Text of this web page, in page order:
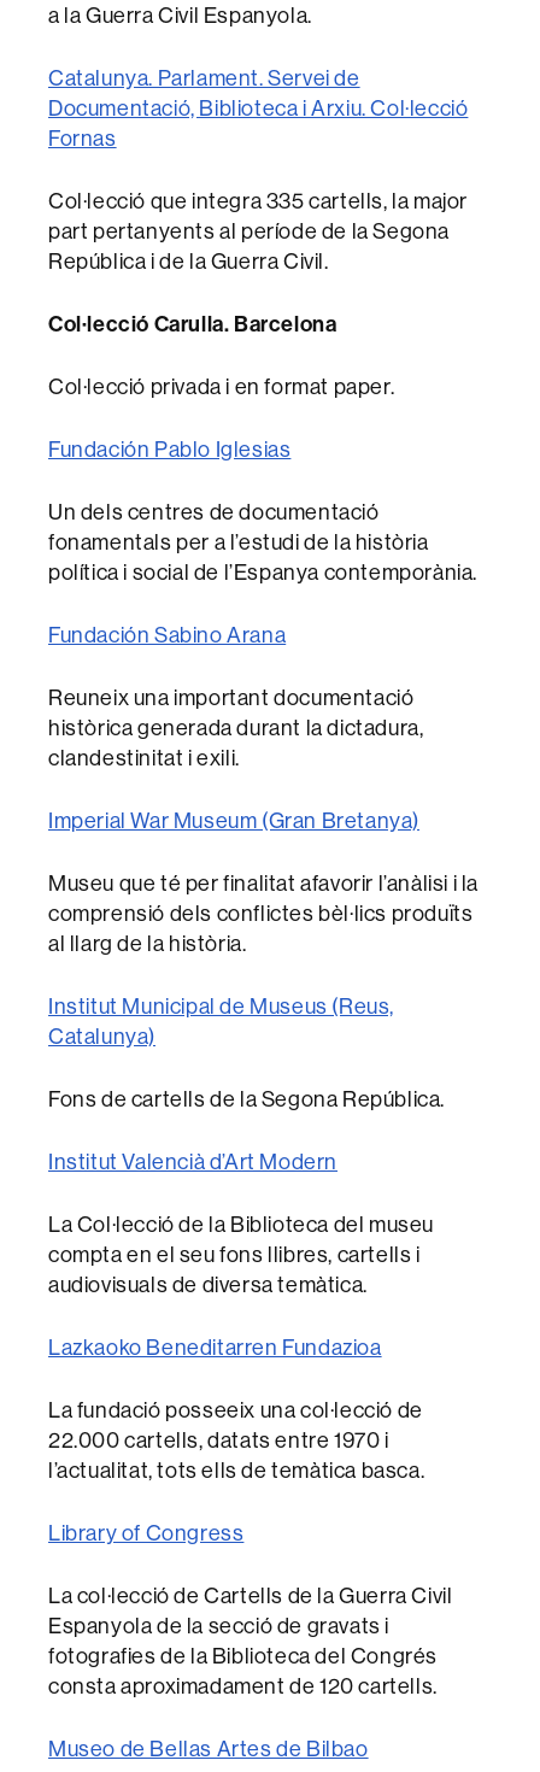
a la Guerra Civil Espanyola.
Catalunya. Parlament. Servei de
Documentació, Biblioteca i Arxiu. Col·lecció
Fornas
Col·lecció que integra 335 cartells, la major
part pertanyents al període de la Segona
República i de la Guerra Civil.
Col·lecció Carulla. Barcelona
Col·lecció privada i en format paper.
Fundación Pablo Iglesias
Un dels centres de documentació
fonamentals per a l’estudi de la història
política i social de l’Espanya contemporània.
Fundación Sabino Arana
Reuneix una important documentació
històrica generada durant la dictadura,
clandestinitat i exili.
Imperial War Museum (Gran Bretanya)
Museu que té per finalitat afavorir l’anàlisi i la
comprensió dels conflictes bèl·lics produïts
al llarg de la història.
Institut Municipal de Museus (Reus,
Catalunya)
Fons de cartells de la Segona República.
Institut Valencià d’Art Modern
La Col·lecció de la Biblioteca del museu
compta en el seu fons llibres, cartells i
audiovisuals de diversa temàtica.
Lazkaoko Beneditarren Fundazioa
La fundació posseeix una col·lecció de
22.000 cartells, datats entre 1970 i
l’actualitat, tots ells de temàtica basca.
Library of Congress
La col·lecció de Cartells de la Guerra Civil
Espanyola de la secció de gravats i
fotografies de la Biblioteca del Congrés
consta aproximadament de 120 cartells.
Museo de Bellas Artes de Bilbao